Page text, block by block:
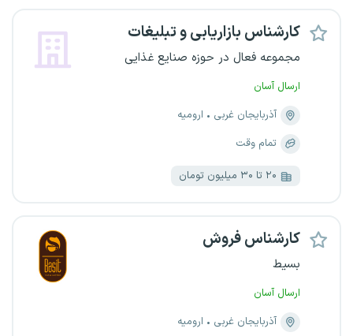
کارشناس بازاریابی و تبلیغات
مجموعه فعال در حوزه صنایع غذایی
ارسال آسان
آذربایجان غربی
ارومیه
تمام وقت
۲۰ تا ۳۰ میلیون تومان
کارشناس فروش
بسیط
ارسال آسان
آذربایجان غربی
ارومیه